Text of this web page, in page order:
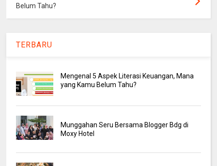
Belum Tahu?
TERBARU
Mengenal 5 Aspek Literasi Keuangan, Mana
yang Kamu Belum Tahu?
Munggahan Seru Bersama Blogger Bdg di
Moxy Hotel